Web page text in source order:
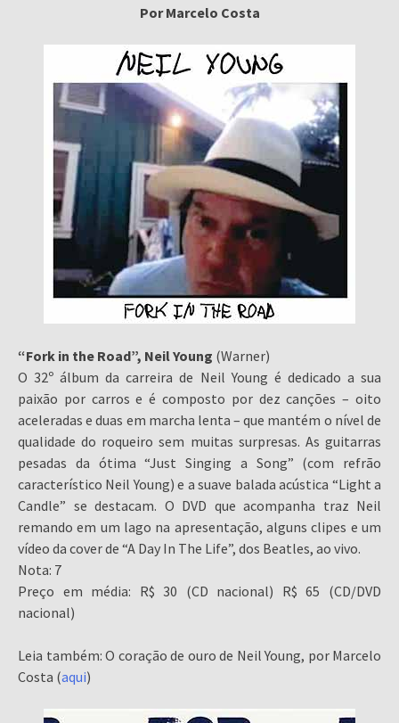
Por Marcelo Costa
“Fork in the Road”, Neil Young (Warner)
O 32º álbum da carreira de Neil Young é dedicado a sua
paixão por carros e é composto por dez canções – oito
aceleradas e duas em marcha lenta – que mantém o nível de
qualidade do roqueiro sem muitas surpresas. As guitarras
pesadas da ótima “Just Singing a Song” (com refrão
característico Neil Young) e a suave balada acústica “Light a
Candle” se destacam. O DVD que acompanha traz Neil
remando em um lago na apresentação, alguns clipes e um
vídeo da cover de “A Day In The Life”, dos Beatles, ao vivo.
Nota: 7
Preço em média: R$ 30 (CD nacional) R$ 65 (CD/DVD
nacional)
Leia também: O coração de ouro de Neil Young, por Marcelo
Costa (aqui)